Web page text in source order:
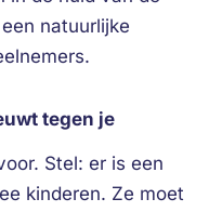
natuurlijke
tegen je
Stel: er is een
kinderen. Ze moet